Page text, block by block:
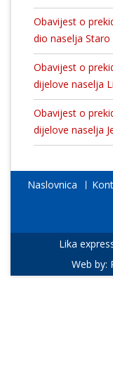
Obavijest o
dio naselja Staro
Obavijest o
dijelove naselja
Obavijest o
dijelove naselja
Naslovnica
Lika
Web by: